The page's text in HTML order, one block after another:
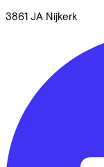
3861 JA Nijkerk